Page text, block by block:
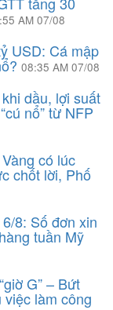
AM 07/08
USD: Cá mập
08:35 AM 07/08
dầu, lợi suất
nổ” từ NFP
có lúc
chốt lời, Phố
8: Số đơn xin
tuần Mỹ
G” – Bứt
làm công